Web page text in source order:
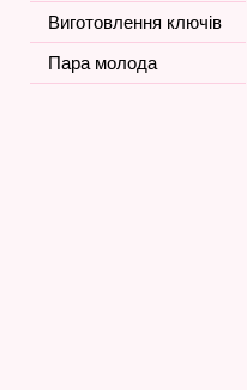
Виготовлення ключів
Пара молода